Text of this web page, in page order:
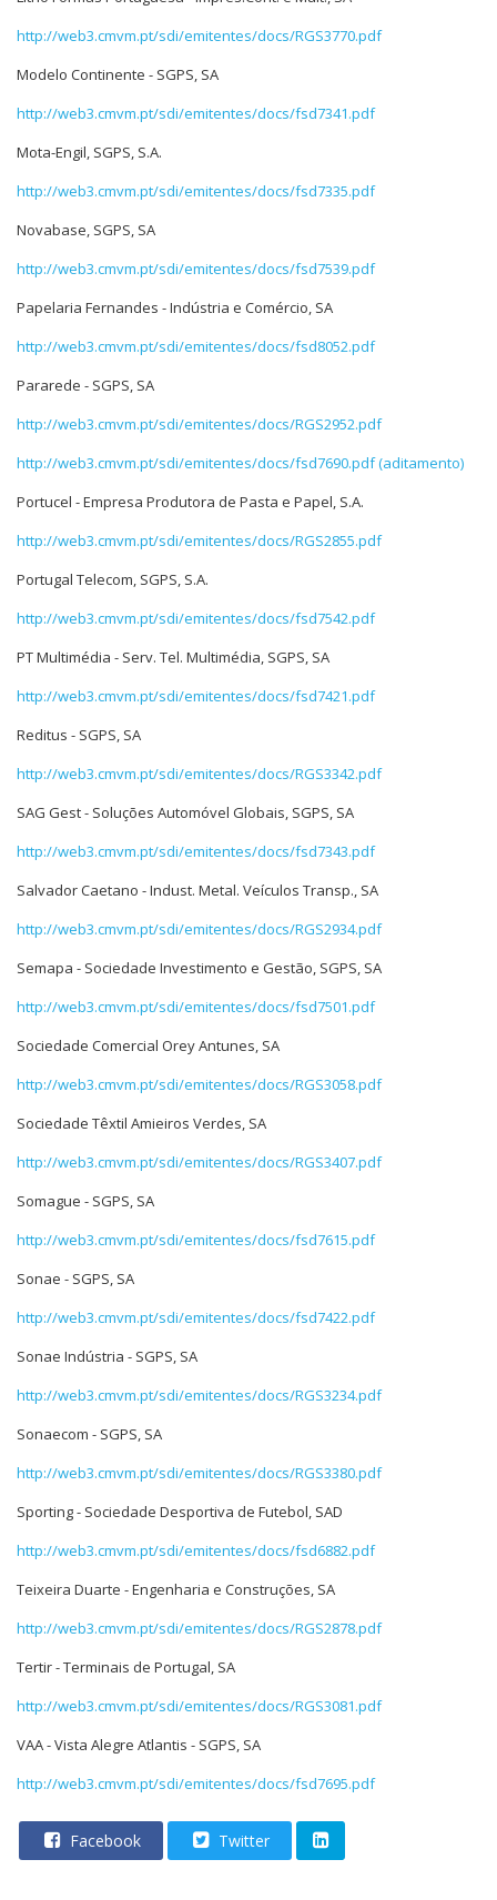
http://web3.cmvm.pt/sdi/emitentes/docs/RGS3770.pdf
Modelo Continente - SGPS, SA
http://web3.cmvm.pt/sdi/emitentes/docs/fsd7341.pdf
Mota-Engil, SGPS, S.A.
http://web3.cmvm.pt/sdi/emitentes/docs/fsd7335.pdf
Novabase, SGPS, SA
http://web3.cmvm.pt/sdi/emitentes/docs/fsd7539.pdf
Papelaria Fernandes - Indústria e Comércio, SA
http://web3.cmvm.pt/sdi/emitentes/docs/fsd8052.pdf
Pararede - SGPS, SA
http://web3.cmvm.pt/sdi/emitentes/docs/RGS2952.pdf
http://web3.cmvm.pt/sdi/emitentes/docs/fsd7690.pdf (aditamento)
Portucel - Empresa Produtora de Pasta e Papel, S.A.
http://web3.cmvm.pt/sdi/emitentes/docs/RGS2855.pdf
Portugal Telecom, SGPS, S.A.
http://web3.cmvm.pt/sdi/emitentes/docs/fsd7542.pdf
PT Multimédia - Serv. Tel. Multimédia, SGPS, SA
http://web3.cmvm.pt/sdi/emitentes/docs/fsd7421.pdf
Reditus - SGPS, SA
http://web3.cmvm.pt/sdi/emitentes/docs/RGS3342.pdf
SAG Gest - Soluções Automóvel Globais, SGPS, SA
http://web3.cmvm.pt/sdi/emitentes/docs/fsd7343.pdf
Salvador Caetano - Indust. Metal. Veículos Transp., SA
http://web3.cmvm.pt/sdi/emitentes/docs/RGS2934.pdf
Semapa - Sociedade Investimento e Gestão, SGPS, SA
http://web3.cmvm.pt/sdi/emitentes/docs/fsd7501.pdf
Sociedade Comercial Orey Antunes, SA
http://web3.cmvm.pt/sdi/emitentes/docs/RGS3058.pdf
Sociedade Têxtil Amieiros Verdes, SA
http://web3.cmvm.pt/sdi/emitentes/docs/RGS3407.pdf
Somague - SGPS, SA
http://web3.cmvm.pt/sdi/emitentes/docs/fsd7615.pdf
Sonae - SGPS, SA
http://web3.cmvm.pt/sdi/emitentes/docs/fsd7422.pdf
Sonae Indústria - SGPS, SA
http://web3.cmvm.pt/sdi/emitentes/docs/RGS3234.pdf
Sonaecom - SGPS, SA
http://web3.cmvm.pt/sdi/emitentes/docs/RGS3380.pdf
Sporting - Sociedade Desportiva de Futebol, SAD
http://web3.cmvm.pt/sdi/emitentes/docs/fsd6882.pdf
Teixeira Duarte - Engenharia e Construções, SA
http://web3.cmvm.pt/sdi/emitentes/docs/RGS2878.pdf
Tertir - Terminais de Portugal, SA
http://web3.cmvm.pt/sdi/emitentes/docs/RGS3081.pdf
VAA - Vista Alegre Atlantis - SGPS, SA
http://web3.cmvm.pt/sdi/emitentes/docs/fsd7695.pdf
Facebook Twitter